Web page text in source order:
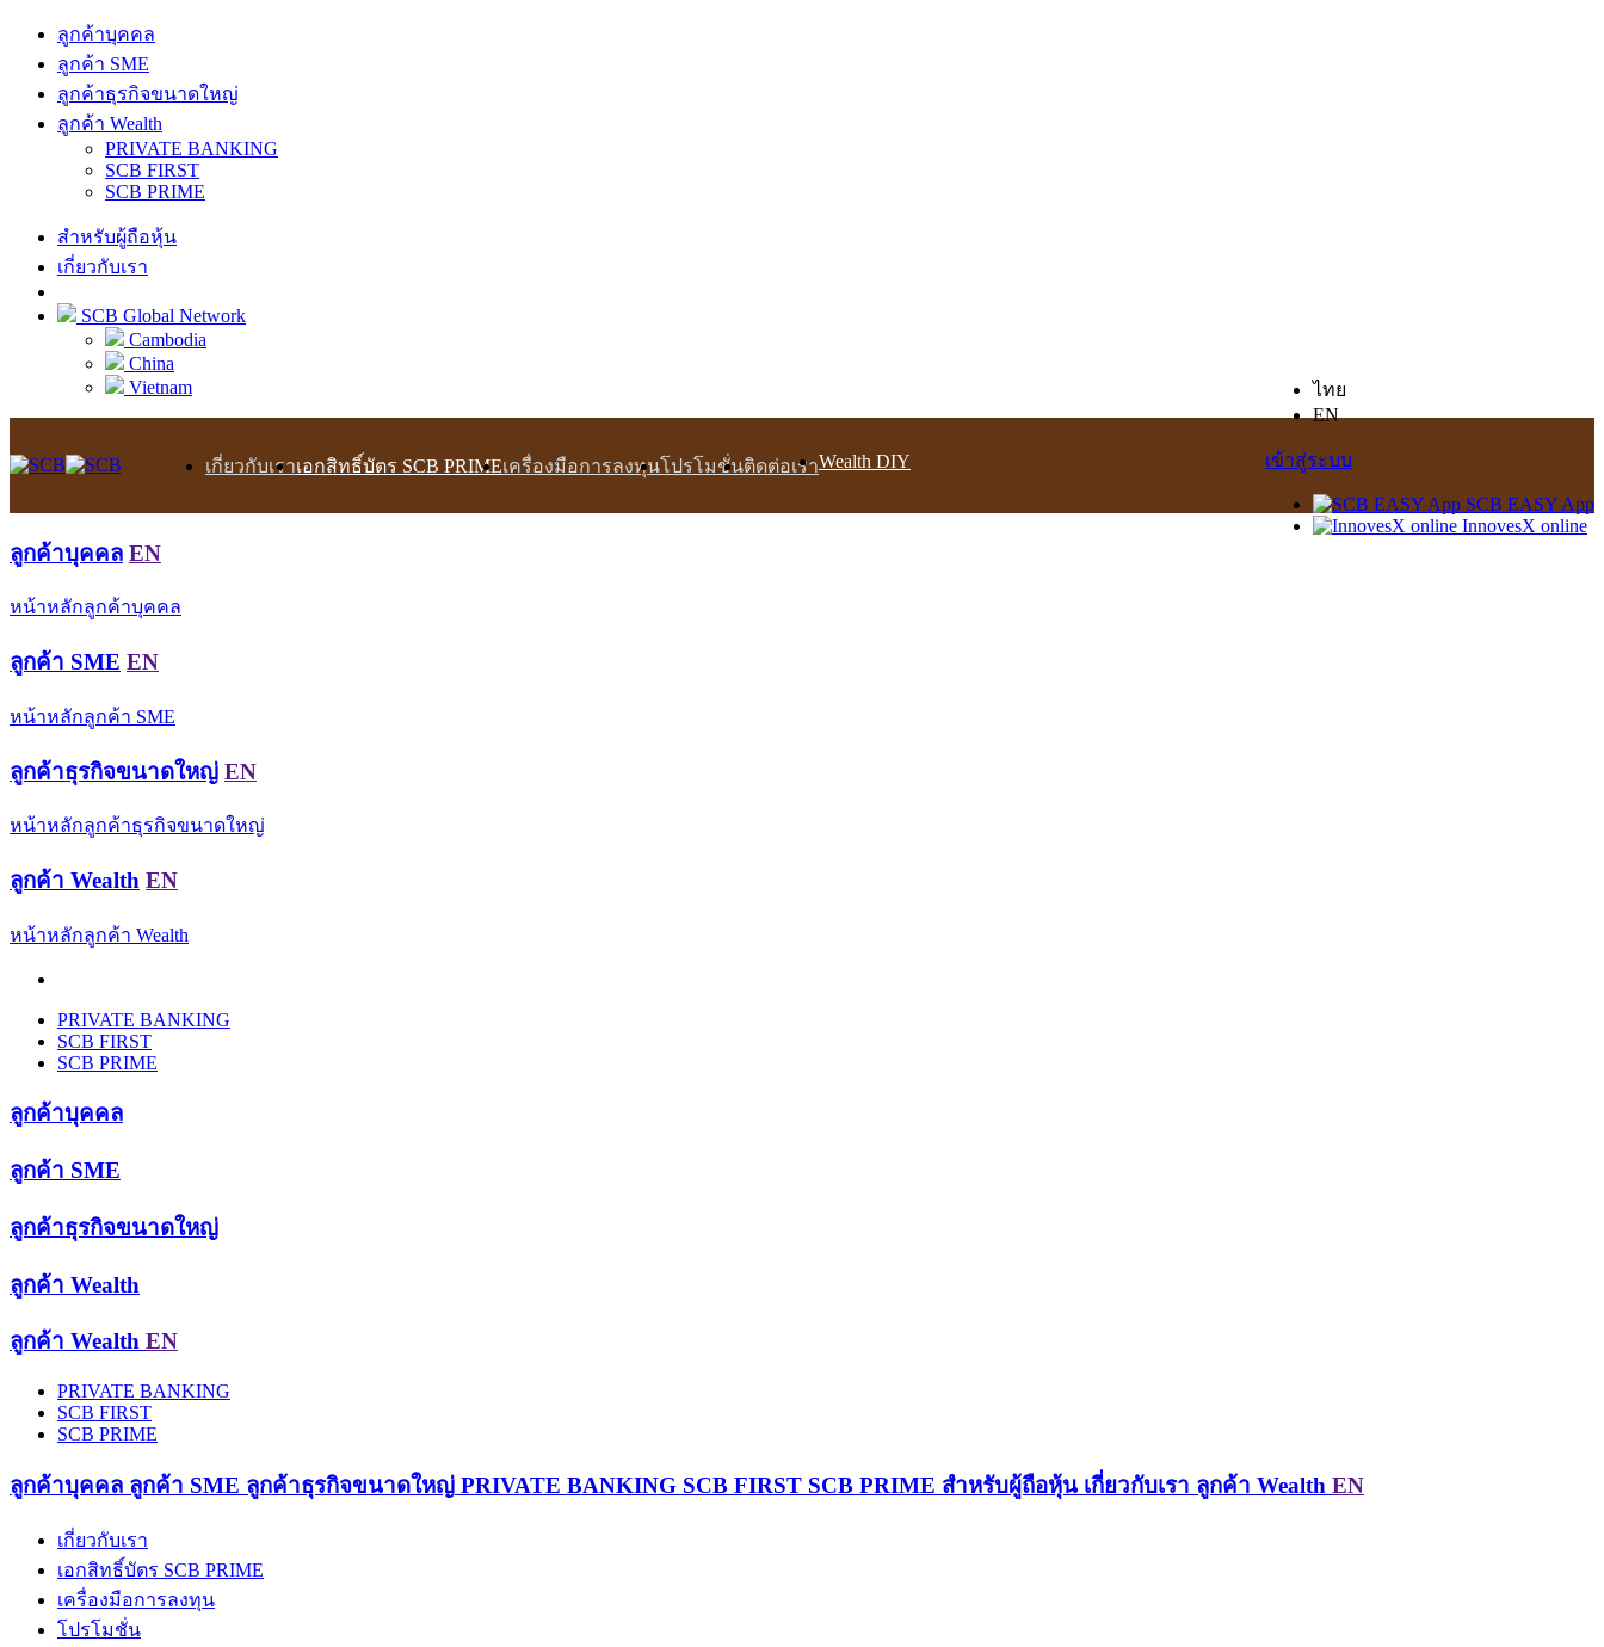
ลูกค้าบุคคล
ลูกค้า SME
ลูกค้าธุรกิจขนาดใหญ่
ลูกค้า Wealth
PRIVATE BANKING
SCB FIRST
SCB PRIME
สำหรับผู้ถือหุ้น
เกี่ยวกับเรา
SCB Global Network
Cambodia
China
Vietnam
เกี่ยวกับเราเอกสิทธิ์บัตร SCB PRIMEเครื่องมือการลงทุนโปรโมชั่นติดต่อเราWealth DIY
ไทย
EN
เข้าสู่ระบบ
SCB EASY App
InnovesX online
ลูกค้าบุคคล EN
หน้าหลักลูกค้าบุคคล
ลูกค้า SME EN
หน้าหลักลูกค้า SME
ลูกค้าธุรกิจขนาดใหญ่ EN
หน้าหลักลูกค้าธุรกิจขนาดใหญ่
ลูกค้า Wealth EN
หน้าหลักลูกค้า Wealth
PRIVATE BANKING
SCB FIRST
SCB PRIME
ลูกค้าบุคคล
ลูกค้า SME
ลูกค้าธุรกิจขนาดใหญ่
ลูกค้า Wealth
ลูกค้า Wealth EN
PRIVATE BANKING
SCB FIRST
SCB PRIME
ลูกค้าบุคคล ลูกค้า SME ลูกค้าธุรกิจขนาดใหญ่ PRIVATE BANKING SCB FIRST SCB PRIME สำหรับผู้ถือหุ้น เกี่ยวกับเรา ลูกค้า Wealth EN
เกี่ยวกับเรา
เอกสิทธิ์บัตร SCB PRIME
เครื่องมือการลงทุน
โปรโมชั่น